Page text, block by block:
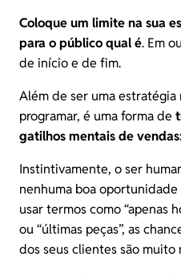
Coloque um limite na sua
para o público qual é. Em
de início e de fim.
Além de ser uma estratégia
programar, é uma forma de
gatilhos mentaisde
Instintivamente, o ser
nenhuma boa
usar termos como “apenas
ou “últimas peças”, as
dos seus clientes são muito